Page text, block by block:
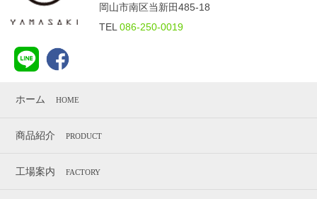
岡山市南区当新田485-18
TEL 086-250-0019
ホーム HOME
商品紹介 PRODUCT
工場案内 FACTORY